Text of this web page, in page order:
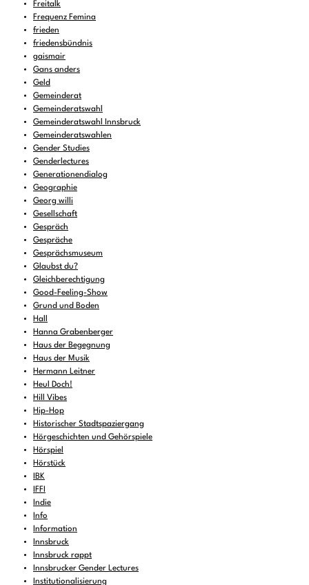
Freitalk
Frequenz Femina
frieden
friedensbündnis
gaismair
Gans anders
Geld
Gemeinderat
Gemeinderatswahl
Gemeinderatswahl Innsbruck
Gemeinderatswahlen
Gender Studies
Genderlectures
Generationendialog
Geographie
Georg willi
Gesellschaft
Gespräch
Gespräche
Gesprächsmuseum
Glaubst du?
Gleichberechtigung
Good-Feeling-Show
Grund und Boden
Hall
Hanna Grabenberger
Haus der Begegnung
Haus der Musik
Hermann Leitner
Heul Doch!
Hill Vibes
Hip-Hop
Historischer Stadtspaziergang
Hörgeschichten und Gehörspiele
Hörspiel
Hörstück
IBK
IFFI
Indie
Info
Information
Innsbruck
Innsbruck rappt
Innsbrucker Gender Lectures
Institutionalisierung